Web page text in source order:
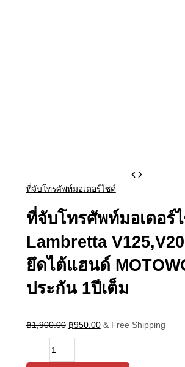
ที่จับโทรศัพท์มอเตอร์ไซค์
ที่จับโทรศัพท์มอเตอร์
Lambretta
ยึดไต้แฮนด์
ประกัน 1ปีเต็ม
฿1,900.00
price
was:
฿950.00
price
is:
& Free Shipping
จับ
มอเตอร์ไซค์
V125,V200
แบบ
ยึด
แฮนด์
ประกัน
quantity